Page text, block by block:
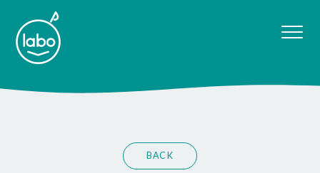
BACK